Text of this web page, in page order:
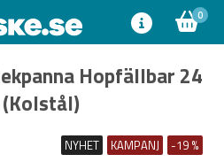
0
Hopfällbar 24
NYHET KAMPANJ -19 %